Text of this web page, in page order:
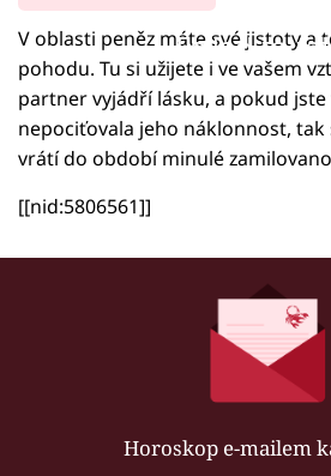
Failed to
V oblasti peněz máte své jistoty a
pohodu. Tu si užijete i ve vašem
partner vyjádří lásku, a pokud
nepociťovala jeho náklonnost, tak
vrátí do období minulé
[[nid:5806561]]
Horoskop e-mailem